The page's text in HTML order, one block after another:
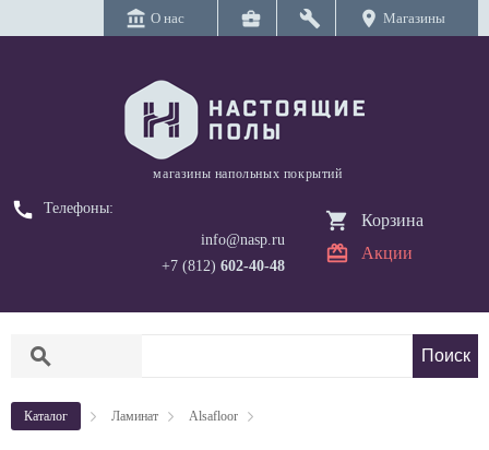
account_balance О нас business_center build location_on Магазины
магазины напольных покрытий
call
Телефоны:
info@nasp.ru
+7 (812) 602-40-48
Корзина
Акции
search
Каталог Ламинат Alsafloor